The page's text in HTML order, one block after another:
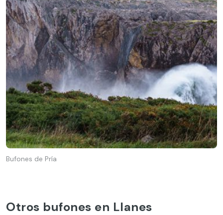
Bufones de Pría
Otros bufones en Llanes